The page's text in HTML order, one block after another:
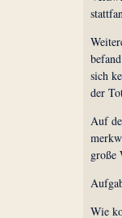
befand
sich
der
Auf
große
Wie